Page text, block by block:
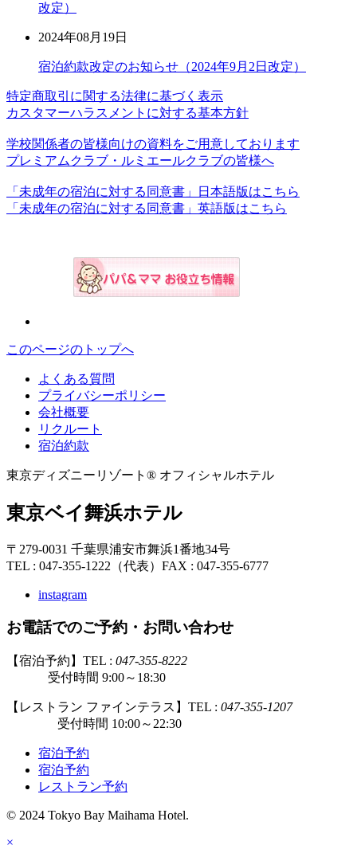
改定）
2024年08月19日
宿泊約款改定のお知らせ（2024年9月2日改定）
特定商取引に関する法律に基づく表示
カスタマーハラスメントに対する基本方針
学校関係者の皆様向けの資料をご用意しております
プレミアムクラブ・ルミエールクラブの皆様へ
「未成年の宿泊に対する同意書」日本語版はこちら
「未成年の宿泊に対する同意書」英語版はこちら
このページのトップへ
よくある質問
プライバシーポリシー
会社概要
リクルート
宿泊約款
東京ディズニーリゾート® オフィシャルホテル
東京ベイ舞浜ホテル
〒279-0031 千葉県浦安市舞浜1番地34号
TEL : 047-355-1222（代表） FAX : 047-355-6777
instagram
お電話でのご予約・お問い合わせ
【宿泊予約】TEL : 047-355-8222
受付時間 9:00～18:30
【レストラン ファインテラス】TEL : 047-355-1207
受付時間 10:00～22:30
宿泊予約
宿泊予約
レストラン予約
© 2024 Tokyo Bay Maihama Hotel.
×